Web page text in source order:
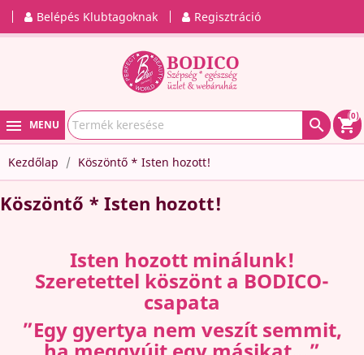
Belépés Klubtagoknak Regisztráció
MENU  shopping_cart
(0)
Kezdőlap Köszöntő * Isten hozott!
Köszöntő * Isten hozott!
Isten hozott minálunk!
Szeretettel köszönt a BODICO-
csapata
”Egy gyertya nem veszít semmit,